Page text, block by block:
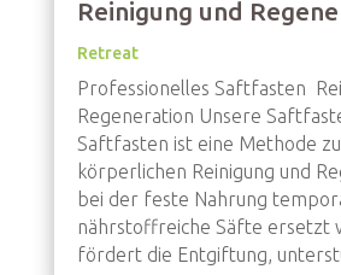
Reinigung und
Retreat
Professionelles Saftfasten
Regeneration Unsere
Saftfasten ist eine Methode
körperlichen Reinigung und
bei der feste Nahrung
nährstoffreiche Säfte ersetzt
fördert die Entgiftung,